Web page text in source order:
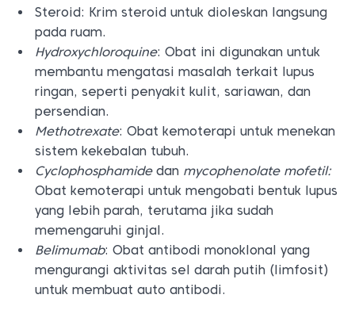
Steroid: Krim steroid untuk dioleskan langsung
pada ruam.
Hydroxychloroquine: Obat ini digunakan untuk
membantu mengatasi masalah terkait lupus
ringan, seperti penyakit kulit, sariawan, dan
persendian.
Methotrexate: Obat kemoterapi untuk menekan
sistem kekebalan tubuh.
Cyclophosphamidedan mycophenolate mofetil:
Obat kemoterapi untuk mengobati bentuk lupus
yang lebih parah, terutama jika sudah
memengaruhi ginjal.
Belimumab: Obat antibodi monoklonal yang
mengurangi aktivitas sel darah putih (limfosit)
untuk membuat auto antibodi.